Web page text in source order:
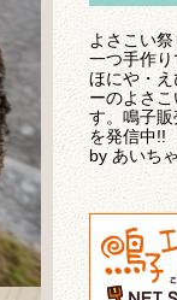
よさこい
一つ手作り
ほにや・
ーのよさ
す。鳴子
を発信中!!
by あいち